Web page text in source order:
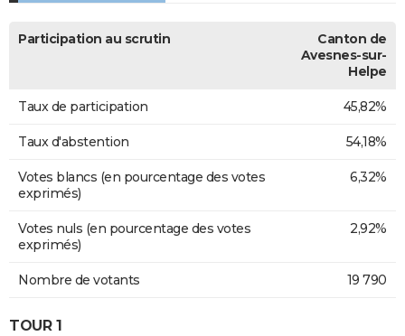
Participation au scrutin
Canton de
Avesnes-sur-
Helpe
Taux de participation 45,82%
Taux d'abstention 54,18%
Votes blancs (en pourcentage des votes
exprimés)
6,32%
Votes nuls (en pourcentage des votes
exprimés)
2,92%
Nombre de votants 19 790
TOUR 1